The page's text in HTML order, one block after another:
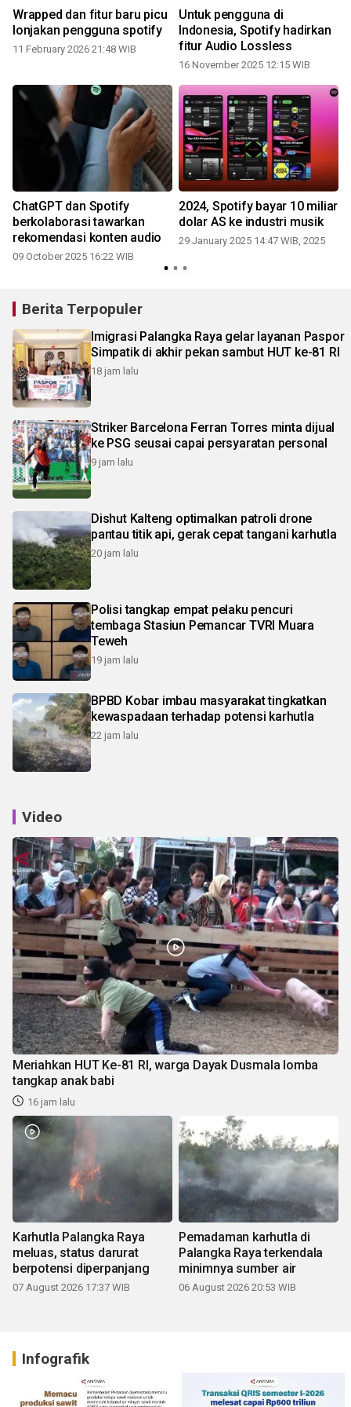
Wrapped dan fitur baru picu
lonjakan pengguna spotify
11 February 2026 21:48 WIB
Untuk pengguna di
Indonesia, Spotify hadirkan
fitur Audio Lossless
16 November 2025 12:15 WIB
ChatGPT dan Spotify
berkolaborasi tawarkan
rekomendasi konten audio
09 October 2025 16:22 WIB
2024, Spotify bayar 10 miliar
dolar AS ke industri musik
29 January 2025 14:47 WIB, 2025
Berita Terpopuler
Imigrasi Palangka Raya gelar layanan Paspor
Simpatik di akhir pekan sambut HUT ke-81 RI
18 jam lalu
Striker Barcelona Ferran Torres minta dijual
ke PSG seusai capai persyaratan personal
9 jam lalu
Dishut Kalteng optimalkan patroli drone
pantau titik api, gerak cepat tangani karhutla
20 jam lalu
Polisi tangkap empat pelaku pencuri
tembaga Stasiun Pemancar TVRI Muara
Teweh
19 jam lalu
BPBD Kobar imbau masyarakat tingkatkan
kewaspadaan terhadap potensi karhutla
22 jam lalu
Video
Meriahkan HUT Ke-81 RI, warga Dayak Dusmala lomba
tangkap anak babi
16 jam lalu
Karhutla Palangka Raya
meluas, status darurat
berpotensi diperpanjang
07 August 2026 17:37 WIB
Pemadaman karhutla di
Palangka Raya terkendala
minimnya sumber air
06 August 2026 20:53 WIB
Infografik